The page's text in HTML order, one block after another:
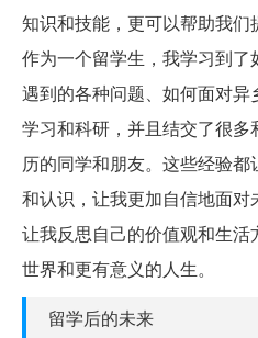
知识和技能，更可以帮助我们
作为一个留学生，我学习到
遇到的各种问题、如何面对
学习和科研，并且结交了很
历的同学和朋友。这些经验
和认识，让我更加自信地面
让我反思自己的价值观和生
世界和更有意义的人生。
留学后的未来